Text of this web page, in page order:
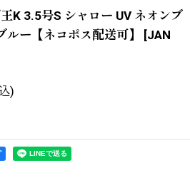
K 3.5号S シャロー UV ネオンブ
ー【ネコポス配送可】
[JAN
)